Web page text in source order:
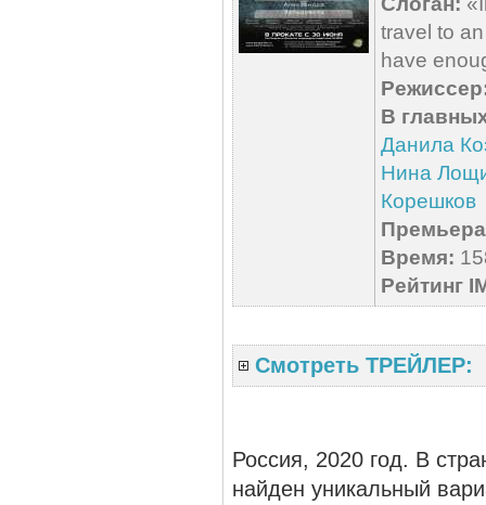
travel to
have
В
Данила
Нина
Корешков
Время:
Рейтинг
Смотреть ТРЕЙЛЕР:
Россия, 2020 год. В
найден уникальный